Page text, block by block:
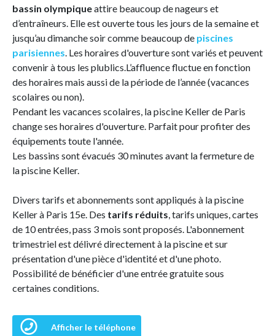
bassin olympiqueattire beaucoup de nageurs et
d’entraîneurs. Elle est ouverte tous les jours de la semaine et
jusqu’au dimanche soir comme beaucoup de piscines
parisiennes. Les horaires d'ouverture sont variés et peuvent
convenir à tous les plublics.L’affluence fluctue en fonction
des horaires mais aussi de la période de l’année (vacances
scolaires ou non).
Pendant les vacances scolaires, la piscine Keller de Paris
change ses horaires d'ouverture. Parfait pour profiter des
équipements toute l'année.
Les bassins sont évacués 30 minutes avant la fermeture de
la piscine Keller.
Divers tarifs et abonnements sont appliqués à la piscine
Keller à Paris 15e. Des tarifs réduits, tarifs uniques, cartes
de 10 entrées, pass 3 mois sont proposés. L'abonnement
trimestriel est délivré directement à la piscine et sur
présentation d'une pièce d'identité et d'une photo.
Possibilité de bénéficier d'une entrée gratuite sous
certaines conditions.
Afficher le téléphone